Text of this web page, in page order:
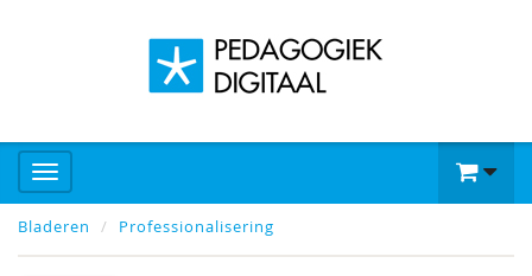
Bladeren Professionalisering